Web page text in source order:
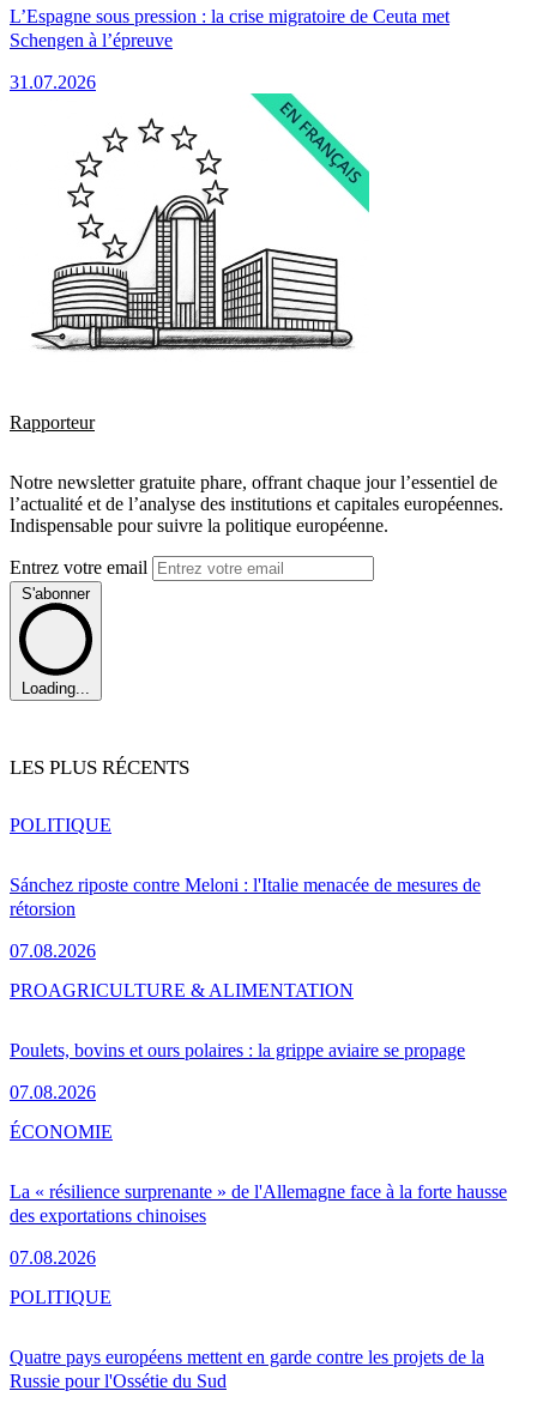
L’Espagne sous pression : la crise migratoire de Ceuta met
Schengen à l’épreuve
31.07.2026
Rapporteur
Notre newsletter gratuite phare, offrant chaque jour l’essentiel de
l’actualité et de l’analyse des institutions et capitales européennes.
Indispensable pour suivre la politique européenne.
Entrez votre email
S'abonner
Loading...
LES PLUS RÉCENTS
Sánchez riposte contre Meloni : l'Italie menacée de mesures de
rétorsion
07.08.2026
POLITIQUE
Poulets, bovins et ours polaires : la grippe aviaire se propage
07.08.2026
PROAGRICULTURE & ALIMENTATION
La « résilience surprenante » de l'Allemagne face à la forte hausse
des exportations chinoises
07.08.2026
ÉCONOMIE
Quatre pays européens mettent en garde contre les projets de la
Russie pour l'Ossétie du Sud
POLITIQUE